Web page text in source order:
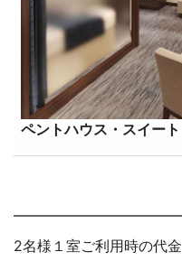
ペントハウス・スイート
2名様１室ご利用時の代金